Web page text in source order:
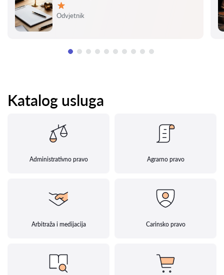
Ocjena:
Odvjetnik
Katalog usluga
Administrativno pravo Agrarno pravo
Arbitraža i medijacija Carinsko pravo